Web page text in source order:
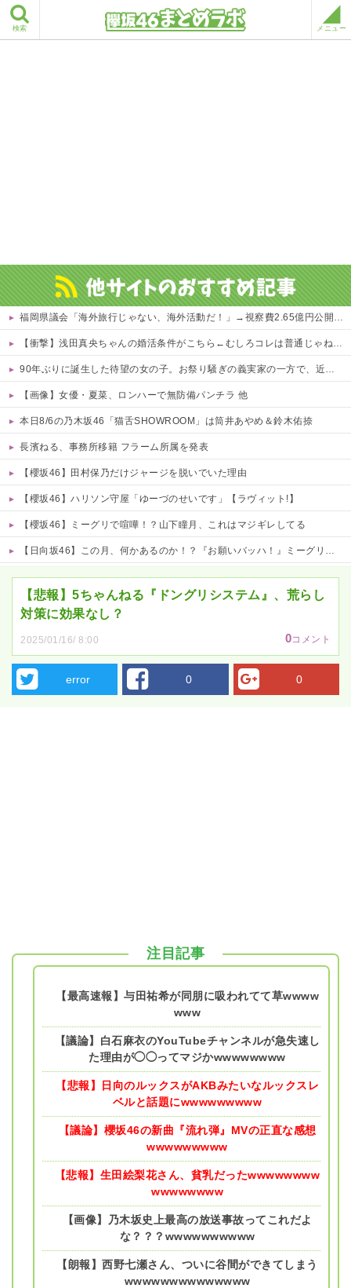
検索 メニュー
福岡県議会「海外旅行じゃない、海外活動だ！」→視察費2.65億円公開で再炎上ｗｗｗ
【衝撃】浅田真央ちゃんの婚活条件がこちら←むしろコレは普通じゃね？w w w w w w w w
90年ぶりに誕生した待望の女の子。お祭り騒ぎの義実家の一方で、近所の婦人会メンバーから「死なないといいね」と不吉な言葉を何度も繰り返されてしまう・・・
【画像】女優・夏菜、ロンハーで無防備パンチラ 他
本日8/6の乃木坂46「猫舌SHOWROOM」は筒井あやめ＆鈴木佑捺
長濱ねる、事務所移籍 フラーム所属を発表
【櫻坂46】田村保乃だけジャージを脱いでいた理由
【櫻坂46】ハリソン守屋「ゆーづのせいです」【ラヴィット!】
【櫻坂46】ミーグリで喧嘩！？山下瞳月、これはマジギレしてる
【日向坂46】この月、何かあるのか！？『お願いバッハ！』ミーグリ日程がこちら
【悲報】5ちゃんねる『ドングリシステム』、荒らし
対策に効果なし？
2025/01/16/ 8:00 0コメント
error 0 0
注目記事
【最高速報】与田祐希が同朋に吸われてて草wwww
www
【議論】白石麻衣のYouTubeチャンネルが急失速し
た理由が◯◯ってマジかwwwwwwww
【悲報】日向のルックスがAKBみたいなルックスレ
ベルと話題にwwwwwwwww
【議論】櫻坂46の新曲『流れ弾』MVの正直な感想
wwwwwwwww
【悲報】生田絵梨花さん、貧乳だったwwwwwwww
wwwwwwww
【画像】乃木坂史上最高の放送事故ってこれだよ
な？？？wwwwwwwwww
【朗報】西野七瀬さん、ついに谷間ができてしまう
wwwwwwwwwwwwww